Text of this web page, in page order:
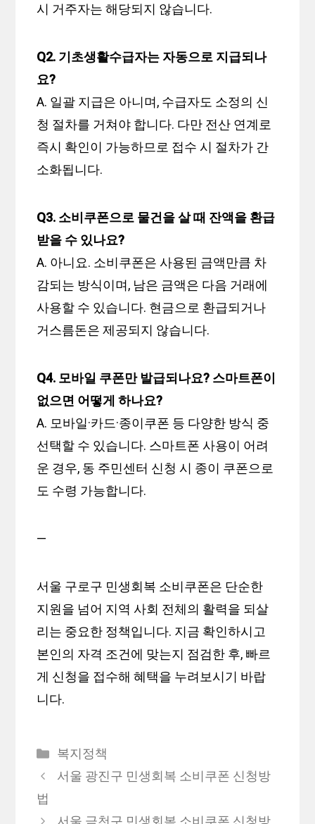
시 거주자는 해당되지 않습니다.
Q2. 기초생활수급자는 자동으로 지급되나
요?
A. 일괄 지급은 아니며, 수급자도 소정의 신
청 절차를 거쳐야 합니다. 다만 전산 연계로
즉시 확인이 가능하므로 접수 시 절차가 간
소화됩니다.
Q3. 소비쿠폰으로 물건을 살 때 잔액을 환급
받을 수 있나요?
A. 아니요. 소비쿠폰은 사용된 금액만큼 차
감되는 방식이며, 남은 금액은 다음 거래에
사용할 수 있습니다. 현금으로 환급되거나
거스름돈은 제공되지 않습니다.
Q4. 모바일 쿠폰만 발급되나요? 스마트폰이
없으면 어떻게 하나요?
A. 모바일·카드·종이쿠폰 등 다양한 방식 중
선택할 수 있습니다. 스마트폰 사용이 어려
운 경우, 동 주민센터 신청 시 종이 쿠폰으로
도 수령 가능합니다.
—
서울 구로구 민생회복 소비쿠폰은 단순한
지원을 넘어 지역 사회 전체의 활력을 되살
리는 중요한 정책입니다. 지금 확인하시고
본인의 자격 조건에 맞는지 점검한 후, 빠르
게 신청을 접수해 혜택을 누려보시기 바랍
니다.
카
테
복지정책
서울 광진구 민생회복 소비쿠폰 신청방
법